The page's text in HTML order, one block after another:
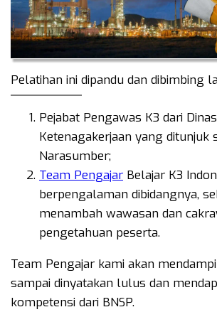
Pelatihan ini dipandu dan dibimbing
Pejabat Pengawas K3 dari Dinas
Ketenagakerjaan yang ditunjuk
Narasumber;
Team Pengajar Belajar K3
berpengalaman dibidangnya,
menambah wawasan dan
pengetahuan peserta.
Team Pengajar kami akan
sampai dinyatakan lulus dan
kompetensi dari BNSP.